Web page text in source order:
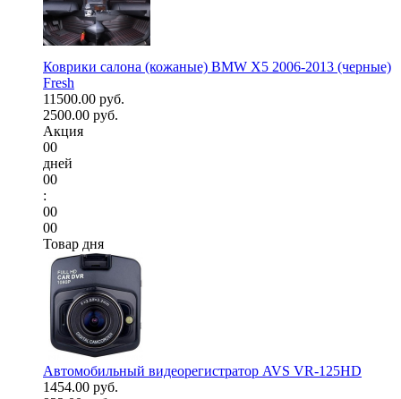
Коврики салона (кожаные) BMW X5 2006-2013 (черные)
Fresh
11500.00 руб.
2500.00 руб.
Акция
00
дней
00
:
00
00
Товар дня
Автомобильный видеорегистратор AVS VR-125HD
1454.00 руб.